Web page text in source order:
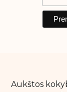
Plaukų
Plaukų
Plaukų
Aukštos